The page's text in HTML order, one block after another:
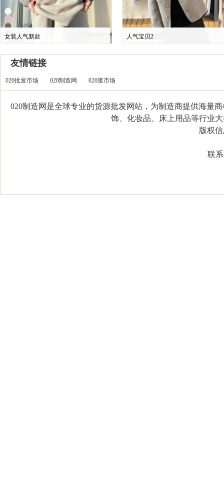
女装人气新款 人气宝贝2
友情链接
020批发市场 020制造网 020逛市场
020制造网是全球专业的货源批发网站，为制造商提供海量
饰、化妆品、床上用品等行业
版权信
联